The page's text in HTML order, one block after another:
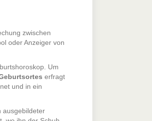
zwischen
oder Anzeiger von
Um
erfragt
und in ein
ausgebildeter